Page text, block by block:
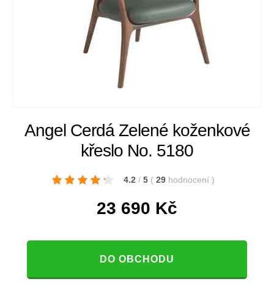
Angel Cerdá Zelené koženkové
křeslo No. 5180
4.2 / 5 ( 29 hodnocení )
23 690 Kč
DO OBCHODU